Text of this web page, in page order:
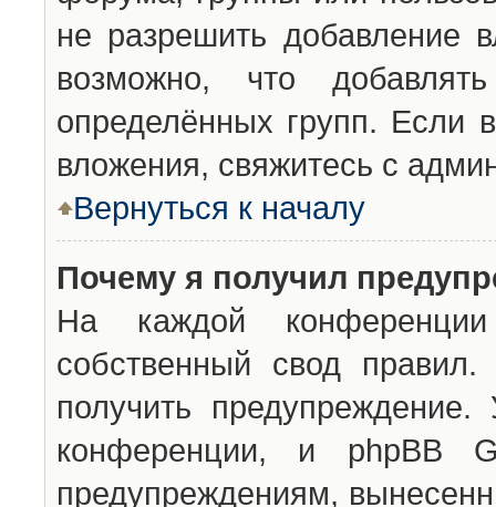
не разрешить добавление
возможно, что
определённых групп. Если
вложения, свяжитесь с
Вернуться к началу
Почему я получил
На каждой конференции
собственный свод
получить
конференции, и phpBB
предупреждениям,